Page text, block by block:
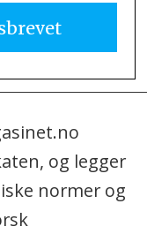
og legger
normer og